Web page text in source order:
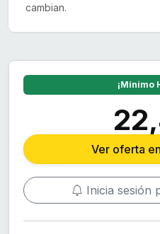
cambian.
¡Mínimo
Ver oferta
Inicia sesión